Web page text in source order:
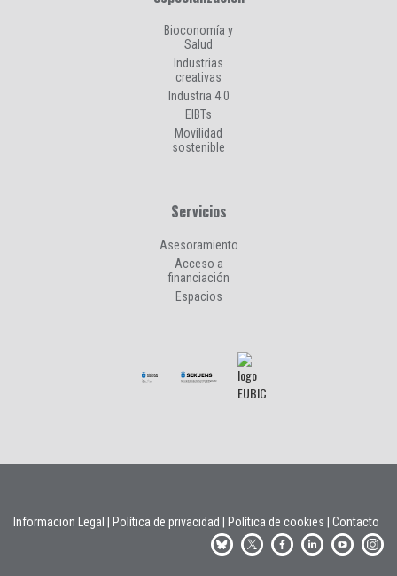
Bioconomía y
Salud
Industrias
creativas
Industria 4.0
EIBTs
Movilidad
sostenible
Servicios
Asesoramiento
Acceso a
financiación
Espacios
Informacion Legal Política de privacidad Política de cookies Contacto